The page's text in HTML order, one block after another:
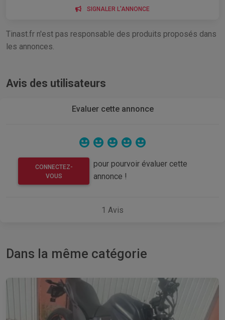
SIGNALER L'ANNONCE
Tinast.fr n'est pas responsable des produits proposés dans
les annonces.
Avis des utilisateurs
Evaluer cette annonce
CONNECTEZ-
VOUS
pour pourvoir évaluer cette
annonce !
1 Avis
Dans la même catégorie